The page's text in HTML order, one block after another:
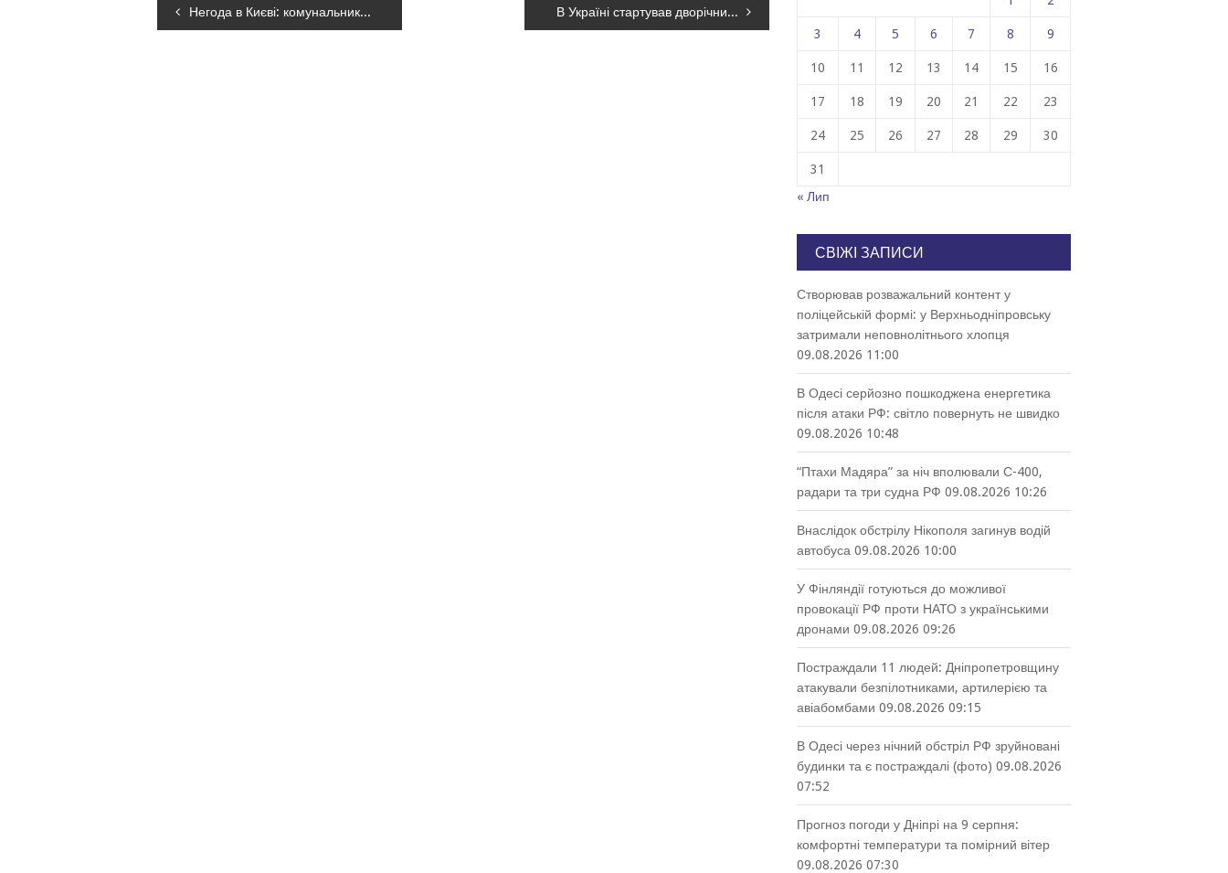
Навігація
Негода в Києві: комунальники підготували 418 одиниць спецтехніки В Україні стартував дворічний мистецький проєкт «Століття української абстракції»
3 4 5 6 7 8 9
10 11 12 13 14 15 16
17 18 19 20 21 22 23
24 25 26 27 28 29 30
31
« Лип
СВІЖІ ЗАПИСИ
Створював розважальний контент у
поліцейській формі: у Верхньодніпровську
затримали неповнолітнього хлопця
09.08.2026 11:00
В Одесі серйозно пошкоджена енергетика
після атаки РФ: світло повернуть не швидко
09.08.2026 10:48
“Птахи Мадяра” за ніч вполювали С-400,
радари та три судна РФ 09.08.2026 10:26
Внаслідок обстрілу Нікополя загинув водій
автобуса 09.08.2026 10:00
У Фінляндії готуються до можливої
провокації РФ проти НАТО з українськими
дронами 09.08.2026 09:26
Постраждали 11 людей: Дніпропетровщину
атакували безпілотниками, артилерією та
авіабомбами 09.08.2026 09:15
В Одесі через нічний обстріл РФ зруйновані
будинки та є постраждалі (фото) 09.08.2026
07:52
Прогноз погоди у Дніпрі на 9 серпня:
комфортні температури та помірний вітер
09.08.2026 07:30